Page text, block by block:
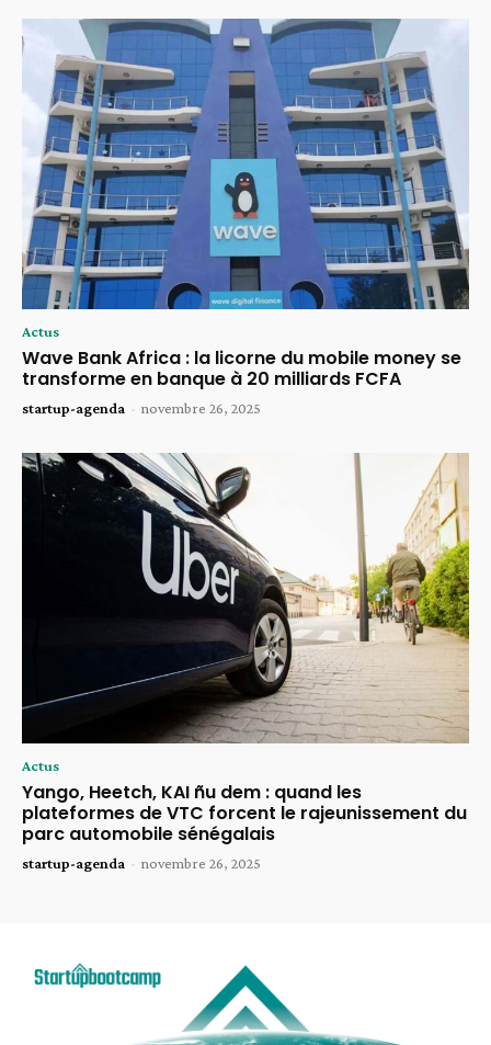
Actus
Wave Bank Africa : la licorne du mobile money se
transforme en banque à 20 milliards FCFA
startup-agenda - novembre 26, 2025
Actus
Yango, Heetch, KAI ñu dem : quand les
plateformes de VTC forcent le rajeunissement du
parc automobile sénégalais
startup-agenda - novembre 26, 2025